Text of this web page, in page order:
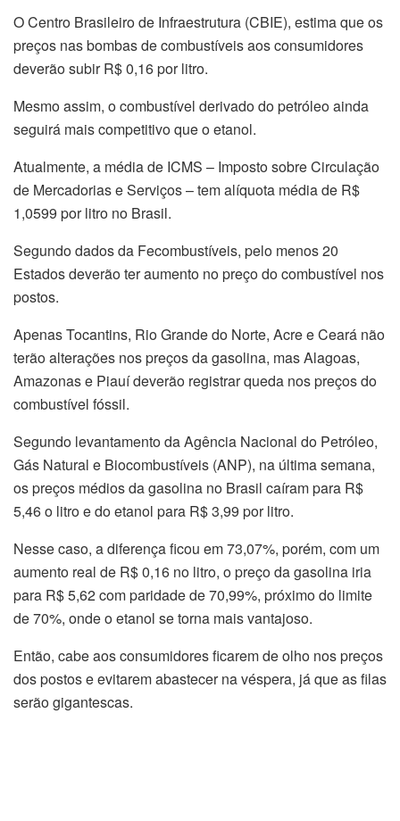
O Centro Brasileiro de Infraestrutura (CBIE), estima que os
preços nas bombas de combustíveis aos consumidores
deverão subir R$ 0,16 por litro.
Mesmo assim, o combustível derivado do petróleo ainda
seguirá mais competitivo que o etanol.
Atualmente, a média de ICMS – Imposto sobre Circulação
de Mercadorias e Serviços – tem alíquota média de R$
1,0599 por litro no Brasil.
Segundo dados da Fecombustíveis, pelo menos 20
Estados deverão ter aumento no preço do combustível nos
postos.
Apenas Tocantins, Rio Grande do Norte, Acre e Ceará não
terão alterações nos preços da gasolina, mas Alagoas,
Amazonas e Piauí deverão registrar queda nos preços do
combustível fóssil.
Segundo levantamento da Agência Nacional do Petróleo,
Gás Natural e Biocombustíveis (ANP), na última semana,
os preços médios da gasolina no Brasil caíram para R$
5,46 o litro e do etanol para R$ 3,99 por litro.
Nesse caso, a diferença ficou em 73,07%, porém, com um
aumento real de R$ 0,16 no litro, o preço da gasolina iria
para R$ 5,62 com paridade de 70,99%, próximo do limite
de 70%, onde o etanol se torna mais vantajoso.
Então, cabe aos consumidores ficarem de olho nos preços
dos postos e evitarem abastecer na véspera, já que as filas
serão gigantescas.